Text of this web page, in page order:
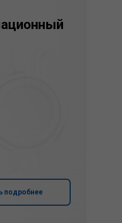
подробнее